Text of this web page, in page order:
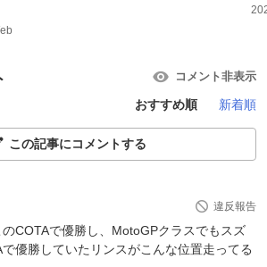
コメント非表示
おすすめ順 新着順
この記事にコメントする
違反報告
COTAで優勝し、MotoGPクラスでもスズ
優勝していたリンスがこんな位置走ってる